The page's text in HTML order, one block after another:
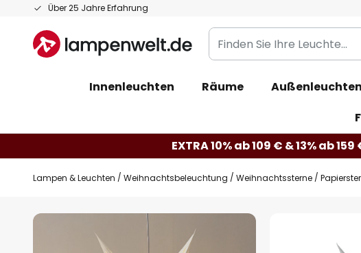
Über 25 Jahre Erfahrung
Zum
springen
Finden
Sie
Leuchte...
Innenleuchten Räume Außenleuchten
EXTRA 10% ab 109 € & 13% ab 159
Lampen & Leuchten Weihnachtsbeleuchtung Weihnachtssterne
Zum